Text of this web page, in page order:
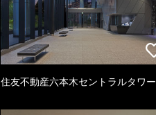
住友不動産六本木セントラルタワー